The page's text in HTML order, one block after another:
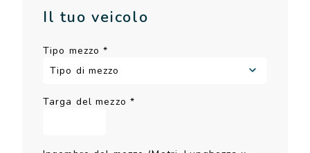
Il tuo veicolo
Tipo mezzo*
Targa del mezzo *